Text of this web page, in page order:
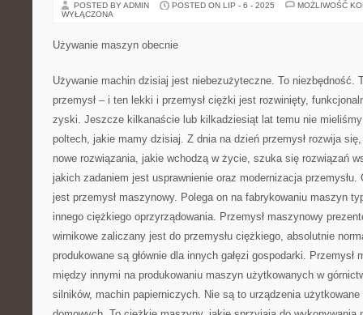
POSTED BY ADMIN POSTED ON LIP - 6 - 2025
MOŻLIWOŚĆ
WYŁĄCZONA
Używanie maszyn obecnie
Używanie machin dzisiaj jest niebezużyteczne. To niezbędność.
przemysł – i ten lekki i przemysł ciężki jest rozwinięty,
zyski. Jeszcze kilkanaście lub kilkadziesiąt lat temu nie
poltech, jakie mamy dzisiaj. Z dnia na dzień przemysł rozwija
nowe rozwiązania, jakie wchodzą w życie, szuka się rozwiązań
jakich zadaniem jest usprawnienie oraz modernizacja przemysłu.
jest przemysł maszynowy. Polega on na fabrykowaniu maszyn
innego ciężkiego oprzyrządowania. Przemysł maszynowy
wirnikowe zaliczany jest do przemysłu ciężkiego, absolutnie
produkowane są głównie dla innych gałęzi gospodarki. Przemysł
między innymi na produkowaniu maszyn użytkowanych w
silników, machin papierniczych. Nie są to urządzenia użytkowane